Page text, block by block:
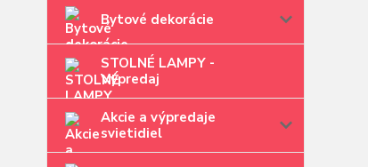
Bytové dekorácie
STOLNÉ LAMPY -
Výpredaj
Akcie a výpredaje
svietidiel